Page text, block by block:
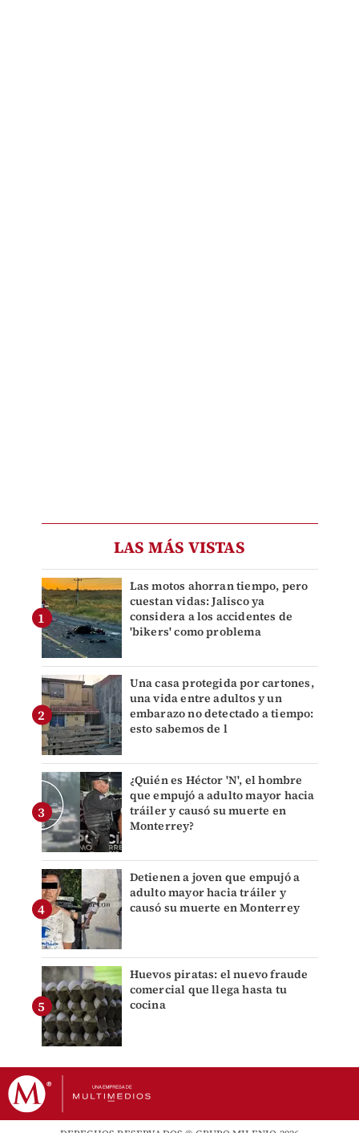
LAS MÁS VISTAS
Las motos ahorran tiempo, pero
cuestan vidas: Jalisco ya
considera a los accidentes de
'bikers' como problema
Una casa protegida por cartones,
una vida entre adultos y un
embarazo no detectado a tiempo:
esto sabemos de l
¿Quién es Héctor 'N', el hombre
que empujó a adulto mayor hacia
tráiler y causó su muerte en
Monterrey?
Detienen a joven que empujó a
adulto mayor hacia tráiler y
causó su muerte en Monterrey
Huevos piratas: el nuevo fraude
comercial que llega hasta tu
cocina